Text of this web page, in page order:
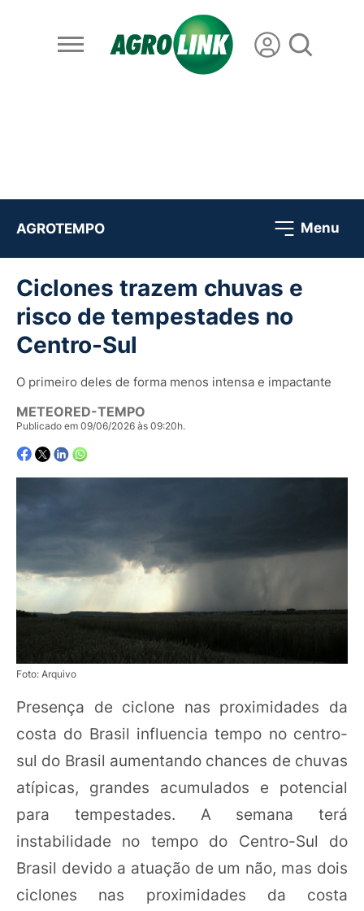
AGROTEMPO Menu
Ciclones trazem chuvas e
risco de tempestades no
Centro-Sul
O primeiro deles de forma menos intensa e impactante
METEORED-TEMPO
Publicado em 09/06/2026 às 09:20h.
Foto: Arquivo
Presença de ciclone nas proximidades da
costa do Brasil influencia tempo no centro-
sul do Brasil aumentando chances de chuvas
atípicas, grandes acumulados e potencial
para tempestades. A semana terá
instabilidade no tempo do Centro-Sul do
Brasil devido a atuação de um não, mas dois
ciclones nas proximidades da costa